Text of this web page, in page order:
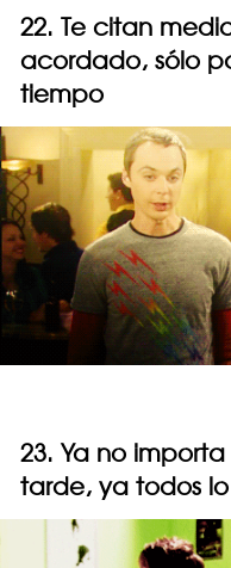
22. Te citan
acordado, sólo
tiempo
23. Ya no
tarde, ya todos